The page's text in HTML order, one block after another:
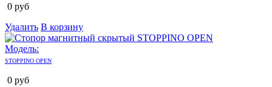
0 руб
Удалить В корзину
Модель:
STOPPINO OPEN
0 руб